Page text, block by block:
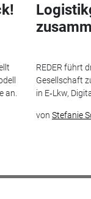
an.
REDER führt
Gesellschaft
in E‑Lkw,
von Stefanie